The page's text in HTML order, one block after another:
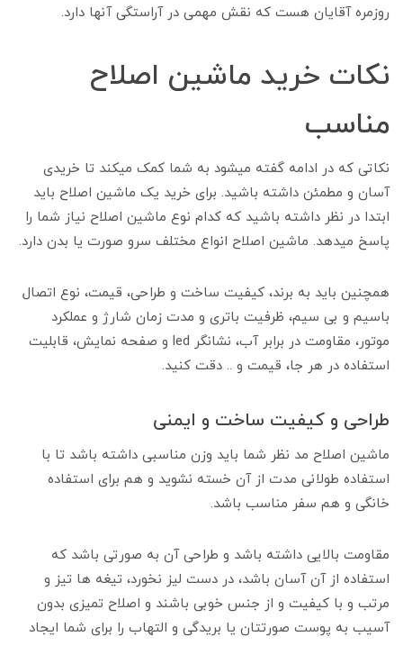
روزمره آقایان هست که نقش مهمی در آراستگی آنها دارد.
نکات خرید ماشین اصلاح
مناسب
نکاتی که در ادامه گفته میشود به شما کمک میکند تا خریدی
آسان و مطمئن داشته باشید. برای خرید یک ماشین اصلاح باید
ابتدا در نظر داشته باشید که کدام نوع ماشین اصلاح نیاز شما را
پاسخ میدهد. ماشین اصلاح انواع مختلف سرو صورت یا بدن دارد.
همچنین باید به برند، کیفیت ساخت و طراحی، قیمت، نوع اتصال
باسیم و بی سیم، ظرفیت باتری و مدت زمان شارژ و عملکرد
موتور، مقاومت در برابر آب، نشانگر led و صفحه نمایش، قابلیت
استفاده در هر جا، قیمت و .. دقت کنید.
طراحی و کیفیت ساخت و ایمنی
ماشین اصلاح مد نظر شما باید وزن مناسبی داشته باشد تا با
استفاده طولانی مدت از آن خسته نشوید و هم برای استفاده
خانگی و هم سفر مناسب باشد.
مقاومت بالایی داشته باشد و طراحی آن به صورتی باشد که
استفاده از آن آسان باشد، در دست لیز نخورد، تیغه ها تیز و
مرتب و با کیفیت و از جنس خوبی باشند و اصلاح تمیزی بدون
آسیب به پوست صورتتان یا بریدگی و التهاب را برای شما ایجاد